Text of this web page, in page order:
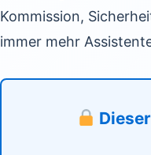
Kommission,
immer mehr